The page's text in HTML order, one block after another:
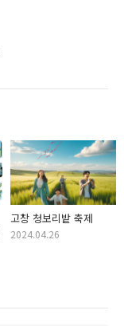
고창 청보리밭 축제
2024.04.26